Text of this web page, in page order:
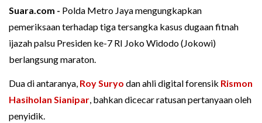
Suara.com - Polda Metro Jaya mengungkapkan
pemeriksaan terhadap tiga tersangka kasus dugaan fitnah
ijazah palsu Presiden ke-7 RI Joko Widodo (Jokowi)
berlangsung maraton.
Dua di antaranya, Roy Suryo dan ahli digital forensik Rismon
Hasiholan Sianipar, bahkan dicecar ratusan pertanyaan oleh
penyidik.